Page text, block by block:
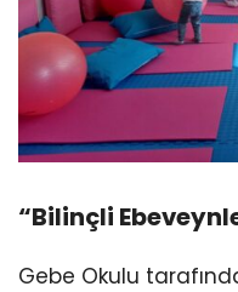
“Bilinçli
Gebe Okulu